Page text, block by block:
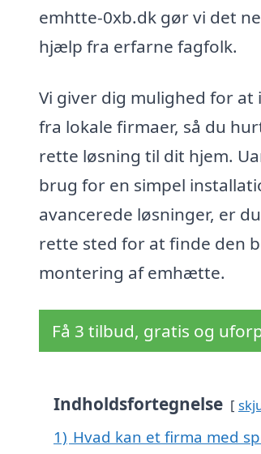
emhtte-0xb.dk gør vi det
hjælp fra erfarne fagfolk.
Vi giver dig mulighed for
fra lokale firmaer, så du
rette løsning til dit hjem.
brug for en simpel
avancerede løsninger, er
rette sted for at finde den
montering af emhætte.
Få 3 tilbud, gratis og
Indholdsfortegnelse
1) Hvad kan et firma med